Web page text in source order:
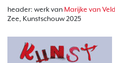
header: werk van Marijke van
Zee, Kunstschouw 2025